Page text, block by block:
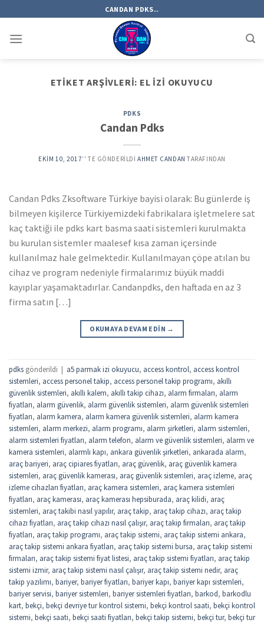
to
content
CANDAN PDKS..
ETIKET ARŞIVLERI: EL IZI OKUYUCU
PDKS
Candan Pdks
EKIM 10, 2017’' TE GÖNDERILDI AHMET CANDAN TARAFINDAN
Candan Pdks Zksoftware Türkiye bayisi olarak: Bu günlerde iş
bilmeyen kişilerce Türkiyemizdeki fabrikalara işletmelere sat
kaç taktiği ile pdks kart basma saati sistemleri kurulmakta
bu kurulan sistemler maalesef kısa zaman içersinde
kullanılmaz hale gelmektedir. Kullanılmayan çöpe atılan bu
cihaz ve program nedeniyle firmalarımız büyük maddi
kayıplar yaşamaktadırlar. Candanpdks, den haftada en az 3
firma satın […]
OKUMAYA DEVAM EDIN →
pdks gönderildi | a5 parmak izi okuyucu, access kontrol, access kontrol
sistemleri, access personel takip, access personel takip programı, akıllı
güvenlik sistemleri, akıllı kalem, akıllı takip cihazı, alarm firmaları, alarm
fiyatları, alarm güvenlik, alarm güvenlik sistemleri, alarm güvenlik sistemleri
fiyatları, alarm kamera, alarm kamera güvenlik sistemleri, alarm kamera
sistemleri, alarm merkezi, alarm programı, alarm şirketleri, alarm sistemleri,
alarm sistemleri fiyatları, alarm telefon, alarm ve güvenlik sistemleri, alarm ve
kamera sistemleri, alarmlı kapı, ankara güvenlik şirketleri, ankarada alarm,
araç bariyeri, araç cipiares fiyatları, araç güvenlik, araç güvenlik kamera
sistemleri, araç güvenlik kamerası, araç güvenlik sistemleri, araç izleme, araç
izleme cihazları fiyatları, araç kamera sistemleri, araç kamera sistemleri
fiyatları, araç kamerası, araç kamerası hepsiburada, araç kilidi, araç
sistemleri, araç takibi nasıl yapılır, araç takip, araç takip cihazı, araç takip
cihazı fiyatları, araç takip cihazı nasıl çalışır, araç takip firmaları, araç takip
fiyatları, araç takip programı, araç takip sistemi, araç takip sistemi ankara,
araç takip sistemi ankara fiyatları, araç takip sistemi bursa, araç takip sistemi
firmaları, araç takip sistemi fiyat listesi, araç takip sistemi fiyatları, araç takip
sistemi izmir, araç takip sistemi nasıl çalışır, araç takip sistemi nedir, araç
takip yazılımı, bariyer, bariyer fiyatları, bariyer kapı, bariyer kapı sistemleri,
bariyer servisi, bariyer sistemleri, bariyer sistemleri fiyatları, barkod, barkodlu
kart, bekçi, bekçi devriye tur kontrol sistemi, bekçi kontrol saati, bekçi kontrol
sistemi, bekçi saati, bekçi saati fiyatları, bekçi takip sistemi, bekçi tur, bekçi tur